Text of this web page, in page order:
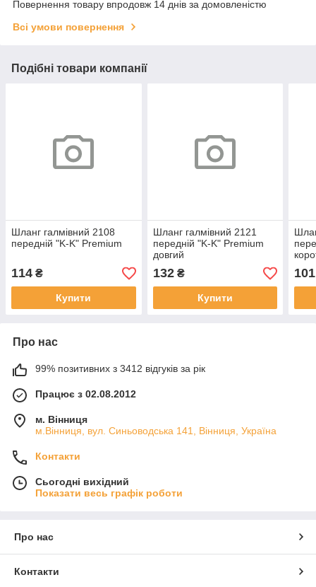
Повернення товару впродовж 14 днів за домовленістю
Всі умови повернення
Подібні товари компанії
Шланг галмівний 2108
передній "K-K" Premium
114 ₴
Купити
Шланг галмівний 2121
передній "K-K" Premium
довгий
132₴
Купити
101
Про нас
99% позитивних з 3412 відгуків за рік
Працює з 02.08.2012
м. Вінниця
м.Вінниця, вул. Синьоводська 141, Вінниця, Україна
Контакти
Сьогодні вихідний
Показати весь графік роботи
Про нас
Контакти